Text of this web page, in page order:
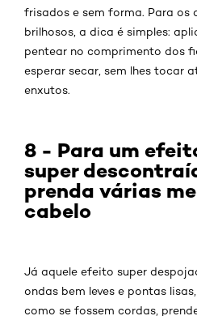
frisados e sem forma. Para os
brilhosos, a dica é simples:
pentear no comprimento dos
esperar secar, sem lhes tocar
enxutos.
8 - Para um
super
prenda várias
cabelo
Já aquele efeito super
ondas bem leves e pontas
como se fossem cordas,